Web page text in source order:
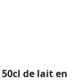
50cl de lait en